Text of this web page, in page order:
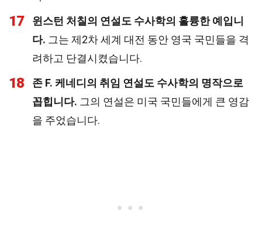
17
윈스턴 처칠의 연설도 수사학의 훌륭한 예입니
다. 그는 제2차 세계 대전 동안 영국 국민들을 격
려하고 단결시켰습니다.
18
존 F. 케네디의 취임 연설도 수사학의 명작으로
꼽힙니다. 그의 연설은 미국 국민들에게 큰 영감
을 주었습니다.